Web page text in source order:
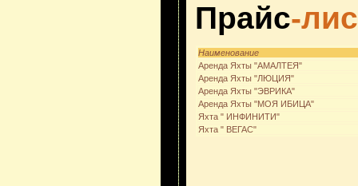
Прайс-
Наименование
Аренда Яхты "АМАЛТЕЯ"
Аренда Яхты "ЛЮЦИЯ"
Аренда Яхты "ЭВРИКА"
Аренда Яхты "МОЯ ИБИЦА"
Яхта " ИНФИНИТИ"
Яхта " ВЕГАС"